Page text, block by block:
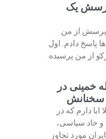
یک
پرسش از من
پاسخ دادم. اول
از من پرسیده
خمینی در
سخنانش
ابا دارم که در
حاد سیاسی،
مورد تجاوز